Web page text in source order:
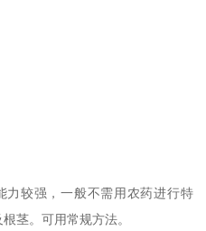
力较强，一般不需用农药进行特
茎。可用常规方法。